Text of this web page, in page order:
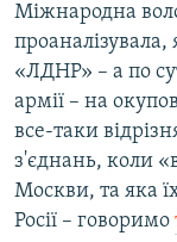
Міжнародна
«ЛДНР» – а по
армії – на
все-таки
з'єднань, коли
Москви, та яка
Росії – говоримо